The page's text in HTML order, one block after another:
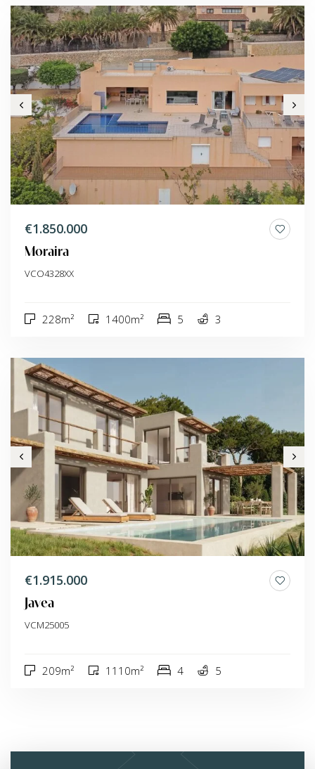
€1.850.000
Moraira
VCO4328XX
228m² 1400m² 5 3
€1.915.000
Javea
VCM25005
209m² 1110m² 4 5